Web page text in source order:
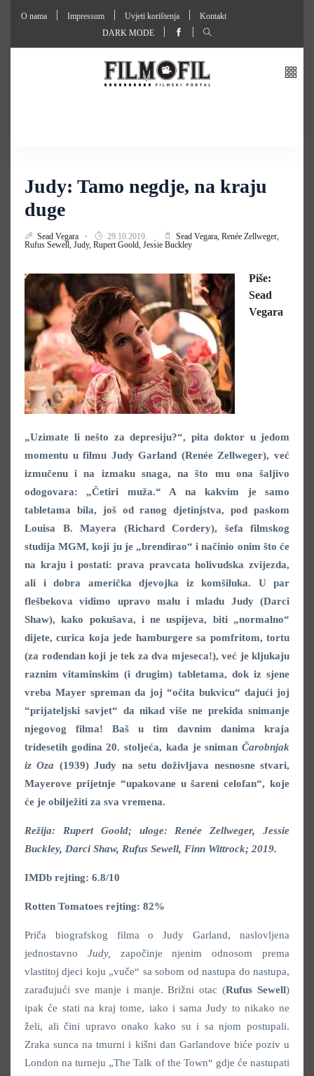
O nama Impressum Uvjeti korištenja
Kontakt
DARK MODE
Judy: Tamo negdje, na kraju
duge
Sead Vegara 29.10.2019. Sead Vegara, Renée Zellweger,
Rufus Sewell, Judy, Rupert Goold, Jessie Buckley
Piše:
Sead
Vegara
„Uzimate li nešto za depresiju?“, pita doktor u jedom
momentu u filmu Judy Garland (Renée Zellweger), već
izmučenu i na izmaku snaga, na što mu ona šaljivo
odogovara: „Četiri muža.“ A na kakvim je samo
tabletama bila, još od ranog djetinjstva, pod paskom
Louisa B. Mayera (Richard Cordery), šefa filmskog
studija MGM, koji ju je „brendirao“ i načinio onim što će
na kraju i postati: prava pravcata holivudska zvijezda,
ali i dobra američka djevojka iz komšiluka. U par
flešbekova vidimo upravo malu i mladu Judy (Darci
Shaw), kako pokušava, i ne uspijeva, biti „normalno“
dijete, curica koja jede hamburgere sa pomfritom, tortu
(za rođendan koji je tek za dva mjeseca!), već je kljukaju
raznim vitaminskim (i drugim) tabletama, dok iz sjene
vreba Mayer spreman da joj “očita bukvicu“ dajući joj
“prijateljski savjet“ da nikad više ne prekida snimanje
njegovog filma! Baš u tim davnim danima kraja
tridesetih godina 20. stoljeća, kada je sniman Čarobnjak
iz Oza (1939) Judy na setu doživljava nesnosne stvari,
Mayerove prijetnje “upakovane u šareni celofan“, koje
će je obilježiti za sva vremena.
Režija: Rupert Goold; uloge: Renée Zellweger, Jessie
Buckley, Darci Shaw, Rufus Sewell, Finn Wittrock; 2019.
IMDb rejting: 6.8/10
Rotten Tomatoes rejting: 82%
Priča biografskog filma o Judy Garland, naslovljena
jednostavno Judy, započinje njenim odnosom prema
vlastitoj djeci koju „vuče“ sa sobom od nastupa do nastupa,
zarađujući sve manje i manje. Brižni otac (Rufus Sewell)
ipak će stati na kraj tome, iako i sama Judy to nikako ne
želi, ali čini upravo onako kako su i sa njom postupali.
Zraka sunca na tmurni i kišni dan Garlandove biće poziv u
London na turneju „The Talk of the Town“ gdje će nastupati